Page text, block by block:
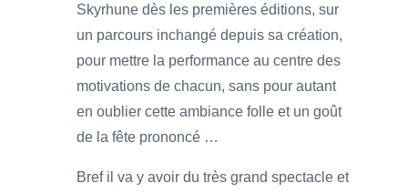
Skyrhune dès les premières éditions, sur
un parcours inchangé depuis sa création,
pour mettre la performance au centre des
motivations de chacun, sans pour autant
en oublier cette ambiance folle et un goût
de la fête prononcé …
Bref il va y avoir du très grand spectacle et